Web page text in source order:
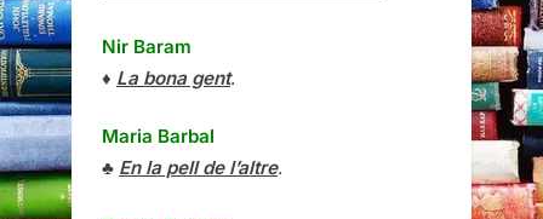
Nir Baram
♦ La bona gent.
Maria Barbal
♣ En la pell de l’altre.